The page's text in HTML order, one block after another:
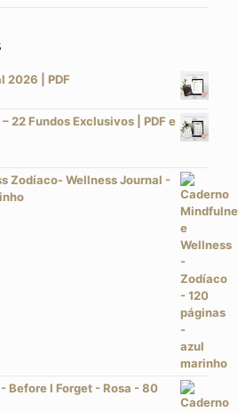
2026 | PDF
22 Fundos Exclusivos | PDF e
Zodíaco- Wellness Journal -
Before I Forget - Rosa - 80